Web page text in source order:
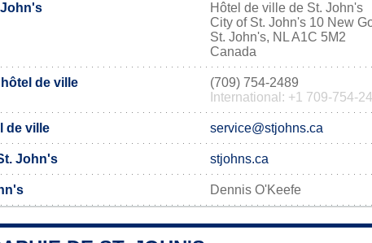
Hôtel de ville de St. John's
City of St. John's 10 New
St. John's, NL A1C 5M2
Canada
de ville
(709) 754-2489
International: +1 709-754-
de ville service@stjohns.ca
John's stjohns.ca
Dennis O'Keefe